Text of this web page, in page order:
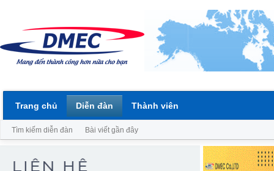
Trang chủ Diễn đàn
Tìm kiếm diễn đàn Bài viết gần đây
Thành viên